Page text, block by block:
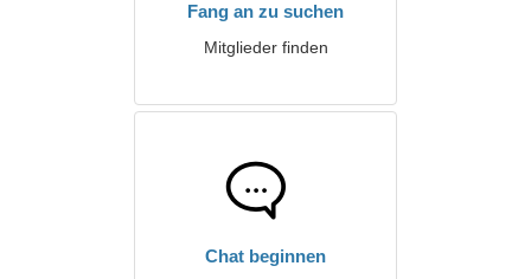
Fang an zu suchen
Mitglieder finden
Chat beginnen